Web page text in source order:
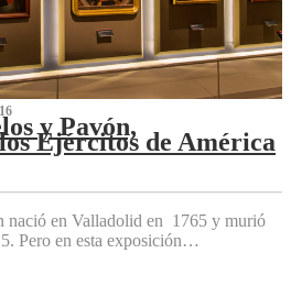
y Pavón,
Ejércitos de América
nació en Valladolid en 1765 y murió
Pero en esta exposición…